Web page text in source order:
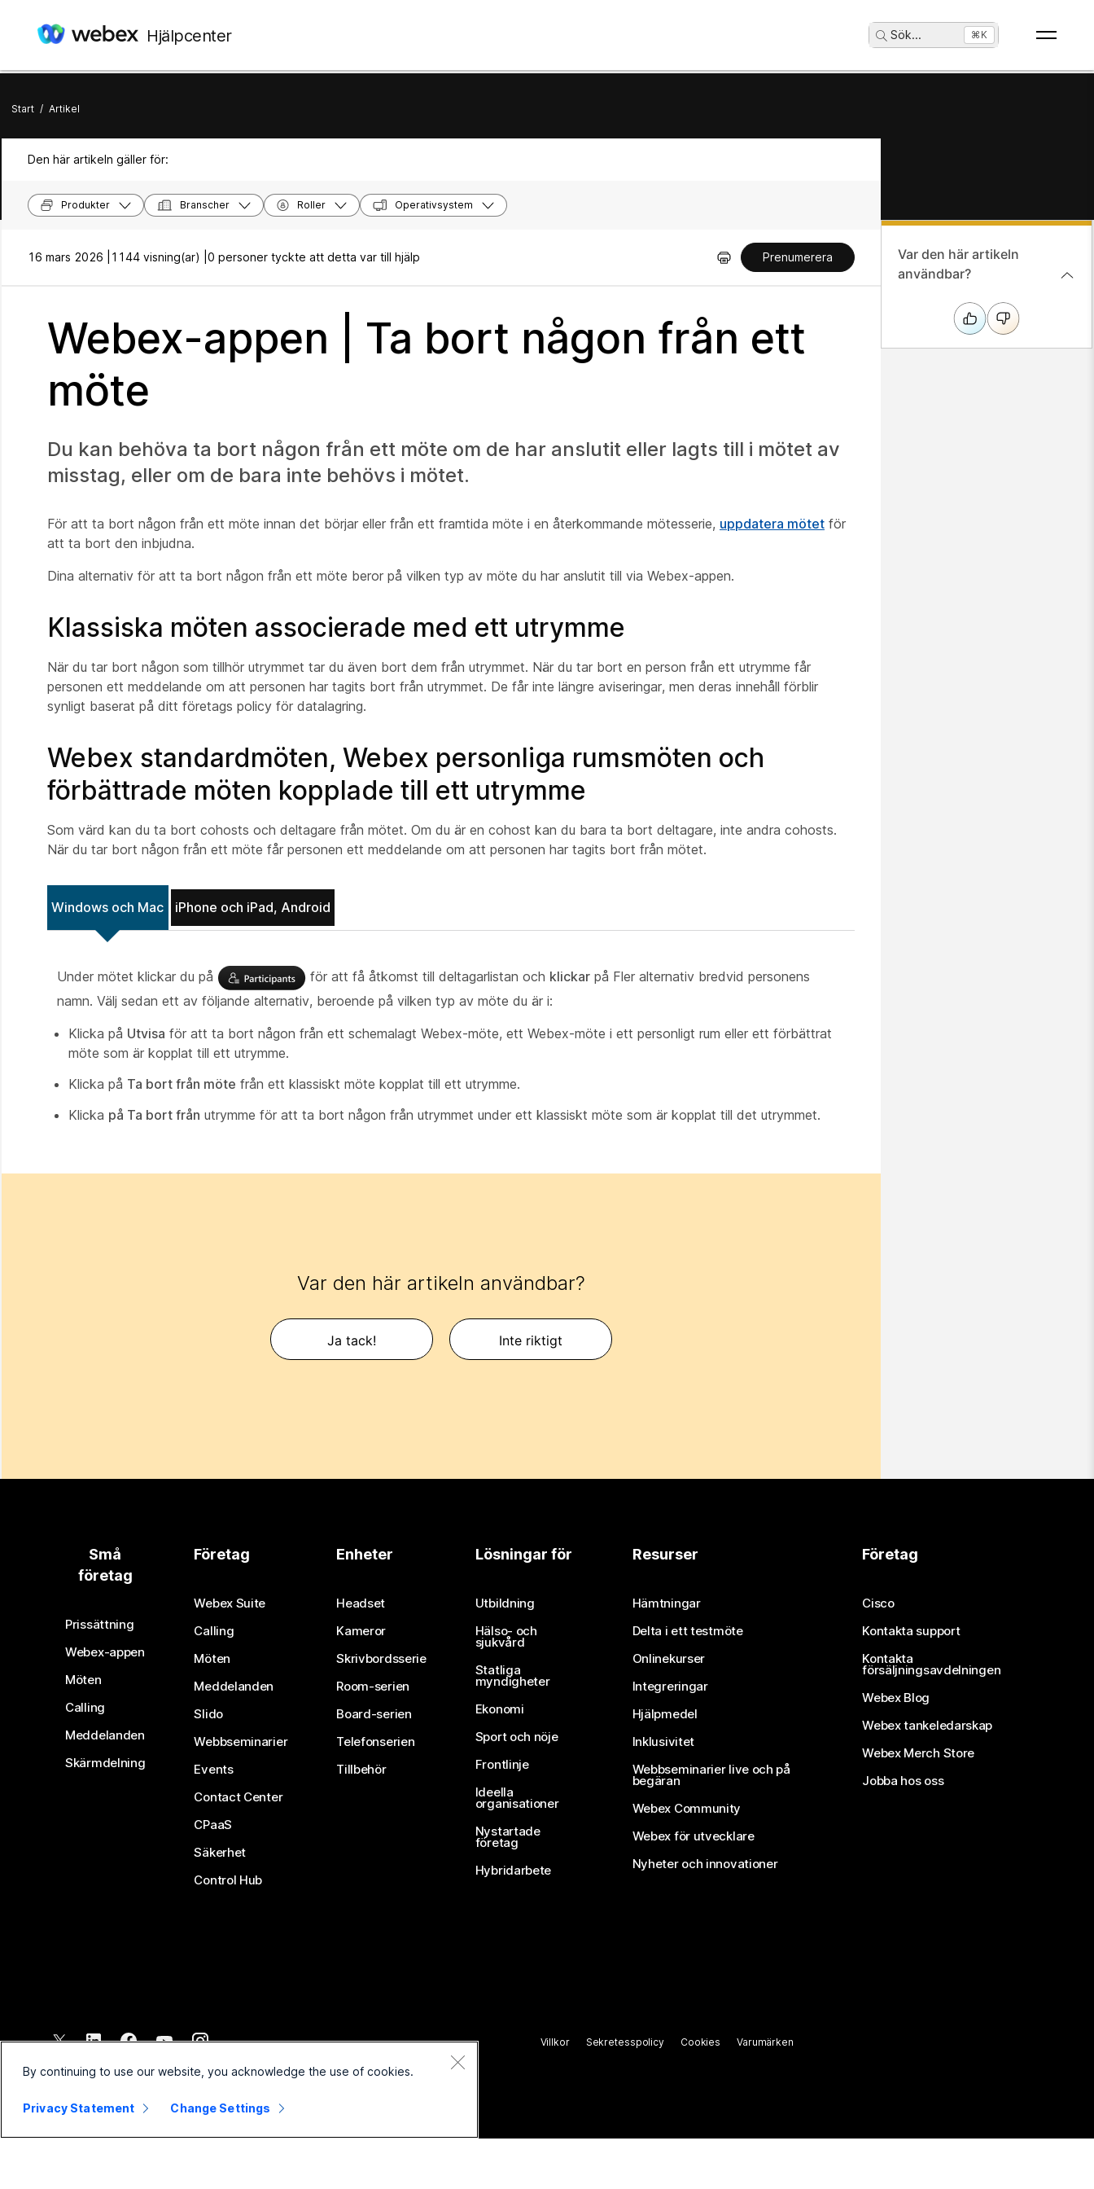
Hjälpcenter Sök... ⌘K
Start / Artikel
Den här artikeln gäller för:
Produkter Branscher Roller Operativsystem
16 mars 2026 | 1144 visning(ar) | 0 personer tyckte att detta var till hjälp Prenumerera
Webex-appen | Ta bort någon från ett
möte
Du kan behöva ta bort någon från ett möte om de har anslutit eller lagts till i mötet av
misstag, eller om de bara inte behövs i mötet.
För att ta bort någon från ett möte innan det börjar eller från ett framtida möte i en återkommande mötesserie, uppdatera mötet för
att ta bort den inbjudna.
Dina alternativ för att ta bort någon från ett möte beror på vilken typ av möte du har anslutit till via Webex-appen.
Klassiska möten associerade med ett utrymme
När du tar bort någon som tillhör utrymmet tar du även bort dem från utrymmet. När du tar bort en person från ett utrymme får
personen ett meddelande om att personen har tagits bort från utrymmet. De får inte längre aviseringar, men deras innehåll förblir
synligt baserat på ditt företags policy för datalagring.
Webex standardmöten, Webex personliga rumsmöten och
förbättrade möten kopplade till ett utrymme
Som värd kan du ta bort cohosts och deltagare från mötet. Om du är en cohost kan du bara ta bort deltagare, inte andra cohosts.
När du tar bort någon från ett möte får personen ett meddelande om att personen har tagits bort från mötet.
Windows och Mac iPhone och iPad, Android
Under mötet klickar du på för att få åtkomst till deltagarlistan och klickar på Fler alternativ bredvid personens
namn. Välj sedan ett av följande alternativ, beroende på vilken typ av möte du är i:
Klicka på Utvisa för att ta bort någon från ett schemalagt Webex-möte, ett Webex-möte i ett personligt rum eller ett förbättrat
möte som är kopplat till ett utrymme.
Klicka på Ta bort från möte från ett klassiskt möte kopplat till ett utrymme.
Klicka på Ta bort från utrymme för att ta bort någon från utrymmet under ett klassiskt möte som är kopplat till det utrymmet.
Var den här artikeln användbar?
Ja tack! Inte riktigt
Var den här artikeln
användbar?
Små
företag
Prissättning
Webex-appen
Möten
Calling
Meddelanden
Skärmdelning
Företag
Webex Suite
Calling
Möten
Meddelanden
Slido
Webbseminarier
Events
Contact Center
CPaaS
Säkerhet
Control Hub
Enheter
Headset
Kameror
Skrivbordsserie
Room-serien
Board-serien
Telefonserien
Tillbehör
Lösningar för
Utbildning
Hälso- och
sjukvård
Statliga
myndigheter
Ekonomi
Sport och nöje
Frontlinje
Ideella
organisationer
Nystartade
företag
Hybridarbete
Resurser
Hämtningar
Delta i ett testmöte
Onlinekurser
Integreringar
Hjälpmedel
Inklusivitet
Webbseminarier live och på
begäran
Webex Community
Webex för utvecklare
Nyheter och innovationer
Företag
Cisco
Kontakta support
Kontakta
försäljningsavdelningen
Webex Blog
Webex tankeledarskap
Webex Merch Store
Jobba hos oss
2026 Cisco och/eller dess dotterbolag. Med ensamrätt.
Villkor Sekretesspolicy Cookies Varumärken
By continuing to use our website, you acknowledge the use of cookies.
Privacy Statement Change Settings